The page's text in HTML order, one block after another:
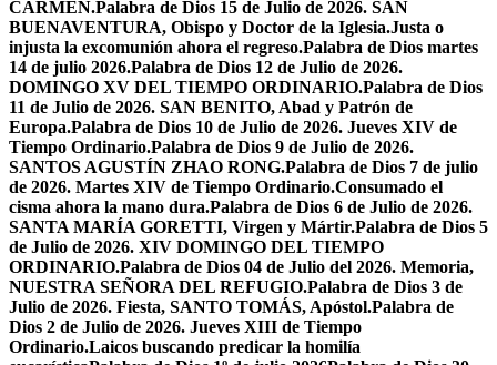
CARMEN.Palabra de Dios 15 de Julio de 2026. SAN
BUENAVENTURA, Obispo y Doctor de la Iglesia.Justa o
injusta la excomunión ahora el regreso.Palabra de Dios martes
14 de julio 2026.Palabra de Dios 12 de Julio de 2026.
DOMINGO XV DEL TIEMPO ORDINARIO.Palabra de Dios
11 de Julio de 2026. SAN BENITO, Abad y Patrón de
Europa.Palabra de Dios 10 de Julio de 2026. Jueves XIV de
Tiempo Ordinario.Palabra de Dios 9 de Julio de 2026.
SANTOS AGUSTÍN ZHAO RONG.Palabra de Dios 7 de julio
de 2026. Martes XIV de Tiempo Ordinario.Consumado el
cisma ahora la mano dura.Palabra de Dios 6 de Julio de 2026.
SANTA MARÍA GORETTI, Virgen y Mártir.Palabra de Dios 5
de Julio de 2026. XIV DOMINGO DEL TIEMPO
ORDINARIO.Palabra de Dios 04 de Julio del 2026. Memoria,
NUESTRA SEÑORA DEL REFUGIO.Palabra de Dios 3 de
Julio de 2026. Fiesta, SANTO TOMÁS, Apóstol.Palabra de
Dios 2 de Julio de 2026. Jueves XIII de Tiempo
Ordinario.Laicos buscando predicar la homilía